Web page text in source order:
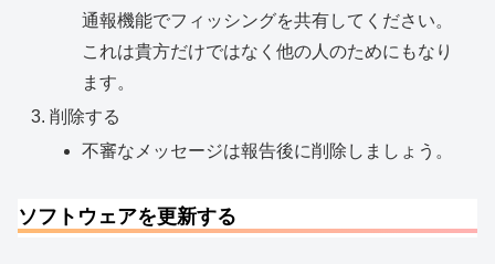
通報機能でフィッシングを共有してください。
これは貴方だけではなく他の人のためにもなり
ます。
削除する
不審なメッセージは報告後に削除しましょう。
ソフトウェアを更新する